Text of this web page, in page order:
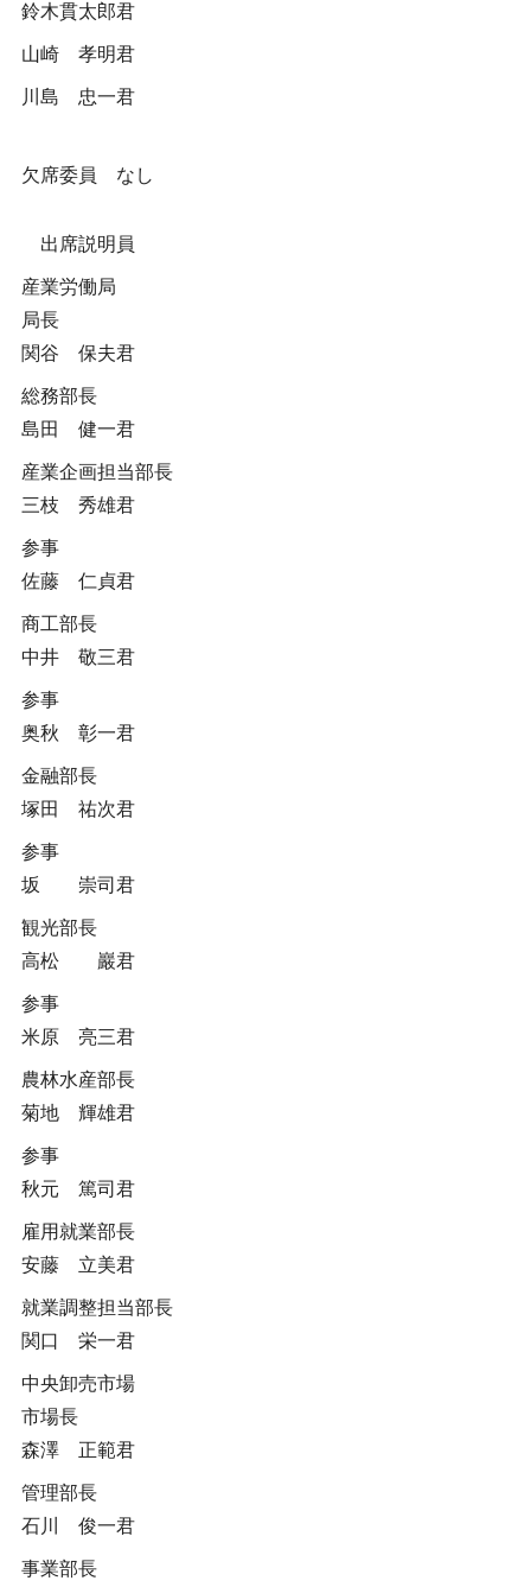
鈴木貫太郎君
山崎 孝明君
川島 忠一君
欠席委員 なし
出席説明員
産業労働局
局長
関谷 保夫君
総務部長
島田 健一君
産業企画担当部長
三枝 秀雄君
参事
佐藤 仁貞君
商工部長
中井 敬三君
参事
奥秋 彰一君
金融部長
塚田 祐次君
参事
坂 崇司君
観光部長
高松 巖君
参事
米原 亮三君
農林水産部長
菊地 輝雄君
参事
秋元 篤司君
雇用就業部長
安藤 立美君
就業調整担当部長
関口 栄一君
中央卸売市場
市場長
森澤 正範君
管理部長
石川 俊一君
事業部長